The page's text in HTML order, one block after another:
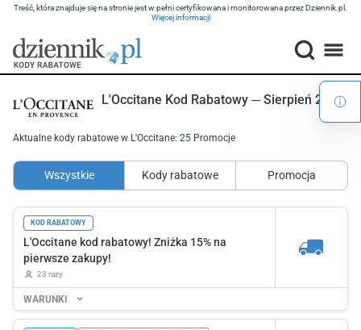
Treść, która znajduje się na stronie jest w pełni certyfikowana i monitorowana przez Dziennik.pl.
Więcej informacji
L'Occitane Kod Rabatowy ─ Sierpień 2026
Aktualne kody rabatowe w L'Occitane: 25 Promocje
Wszystkie Kody rabatowe Promocja
KOD RABATOWY
L'Occitane kod rabatowy! Zniżka 15% na
pierwsze zakupy!
23 razy
WARUNKI